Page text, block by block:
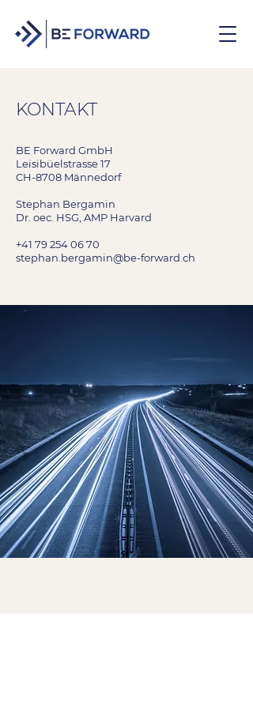
KONTAKT
BE Forward GmbH
Leisibüelstrasse 17
CH-8708 Männedorf
Stephan Bergamin
Dr. oec. HSG, AMP Harvard
+41 79 254 06 70
stephan.bergamin@be-forward.ch